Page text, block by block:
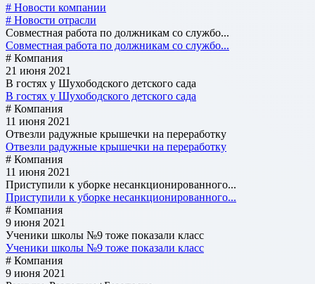
# Новости компании
# Новости отрасли
Совместная работа по должникам со службо...
Совместная работа по должникам со службо...
# Компания
21 июня 2021
В гостях у Шухободского детского сада
В гостях у Шухободского детского сада
# Компания
11 июня 2021
Отвезли радужные крышечки на переработку
Отвезли радужные крышечки на переработку
# Компания
11 июня 2021
Приступили к уборке несанкционированного...
Приступили к уборке несанкционированного...
# Компания
9 июня 2021
Ученики школы №9 тоже показали класс
Ученики школы №9 тоже показали класс
# Компания
9 июня 2021